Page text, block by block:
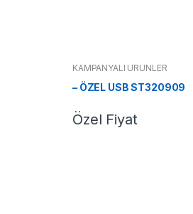
KAMPANYALI ÜRÜNLER
– ÖZEL USB ST320909
Özel Fiyat